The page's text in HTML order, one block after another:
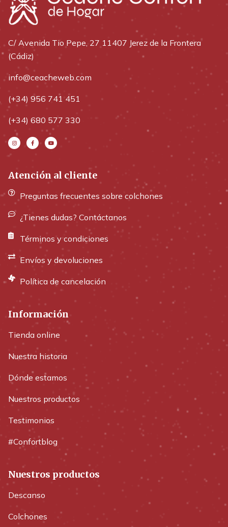
C/ Avenida Tio Pepe, 27 11407 Jerez de la Frontera
(Cádiz)
info@ceacheweb.com
(+34) 956 741 451
(+34) 680 577 330
Atención al cliente
Preguntas frecuentes sobre colchones
¿Tienes dudas? Contáctanos
Términos y condiciones
Envíos y devoluciones
Política de cancelación
Información
Tienda online
Nuestra historia
Dónde estamos
Nuestros productos
Testimonios
#Confortblog
Nuestros productos
Descanso
Colchones